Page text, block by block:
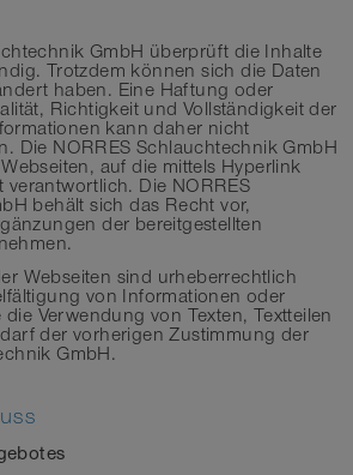
GmbH überprüft die Inhalte
Trotzdem können sich die Daten
haben. Eine Haftung oder
Richtigkeit und Vollständigkeit der
kann daher nicht
Die NORRES Schlauchtechnik GmbH
auf die mittels Hyperlink
verantwortlich. Die NORRES
behält sich das Recht vor,
der bereitgestellten
Webseiten sind urheberrechtlich
von Informationen oder
Verwendung von Texten, Textteilen
der vorherigen Zustimmung der
GmbH.